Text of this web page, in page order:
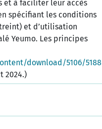
et à faciliter leur accès
spécifiant les conditions
et d’utilisation
Yeumo. Les principes
download/5106/
2024.)